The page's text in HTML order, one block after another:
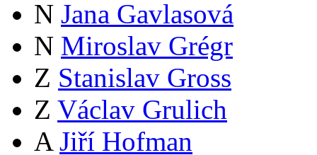
N Jana Gavlasová
N Miroslav Grégr
Z Stanislav Gross
Z Václav Grulich
A Jiří Hofman